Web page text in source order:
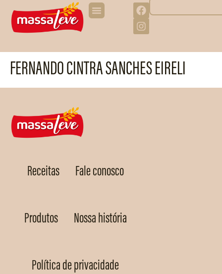
FERNANDO CINTRA SANCHES EIRELI
Receitas Fale conosco
Produtos Nossa história
Política de privacidade